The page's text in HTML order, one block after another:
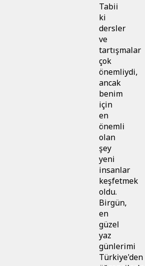
Tabii
ki
dersler
ve
tartışmalar
çok
önemliydi,
ancak
benim
için
en
önemli
olan
şey
yeni
insanlar
keşfetmek
oldu.
Birgün,
en
güzel
yaz
günlerimi
Türkiye'den